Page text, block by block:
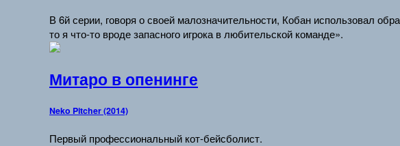
В 6й серии, говоря о своей малозначительности, Кобан использовал
то я что-то вроде запасного игрока в любительской команде».
Митаро в опенинге
Neko Pitcher (2014)
Первый профессиональный кот-бейсболист.